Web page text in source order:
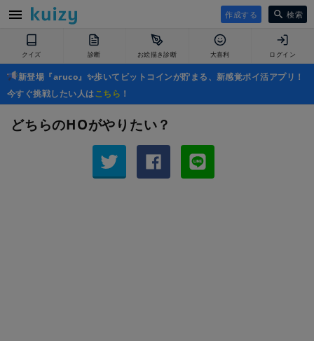
作成する 検索
クイズ 診断 お絵描き診断 大喜利 ログイン
新登場『aruco』✨歩いてビットコインが貯まる、新感覚ポイ活アプリ！
今すぐ挑戦したい人はこちら ！
どちらのHOがやりたい？